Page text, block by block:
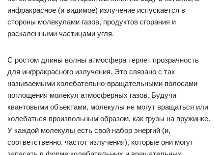
инфракрасное (и видимое) излучение испускается в
стороны молекулами газов, продуктов сгорания и
раскаленными частицами угля.
С ростом длины волны атмосфера теряет прозрачность
для инфракрасного излучения. Это связано с так
называемыми колебательно-вращательными полосами
поглощения молекул атмосферных газов. Будучи
квантовыми объектами, молекулы не могут вращаться или
колебаться произвольным образом, как грузы на пружинке.
У каждой молекулы есть свой набор энергий (и,
соответственно, частот излучения), которые они могут